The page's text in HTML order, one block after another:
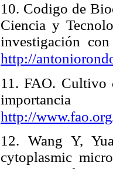
10. Codigo de
Ciencia y
investigación
http://
11. FAO. Cultivo
http://
12. Wang Y,
cytoplasmic